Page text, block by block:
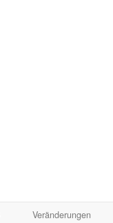
Veränderungen